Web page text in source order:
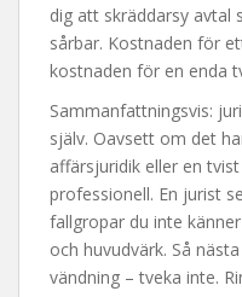
dig att skräddarsy avtal
sårbar. Kostnaden för
kostnaden för en enda
Sammanfattningsvis:
själv. Oavsett om det
affärsjuridik eller en
professionell. En jurist
fallgropar du inte
och huvudvärk. Så
vändning – tveka inte.